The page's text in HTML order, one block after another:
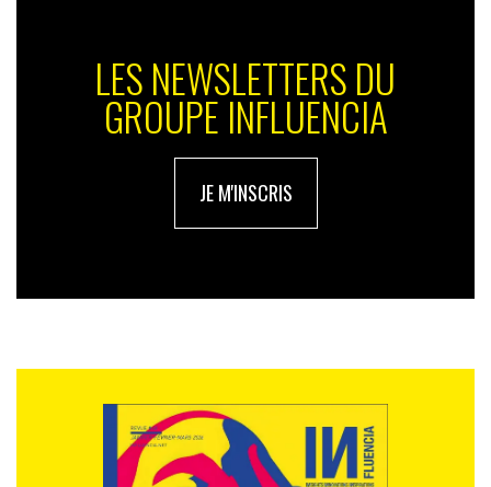
LES NEWSLETTERS DU
GROUPE INFLUENCIA
JE M'INSCRIS